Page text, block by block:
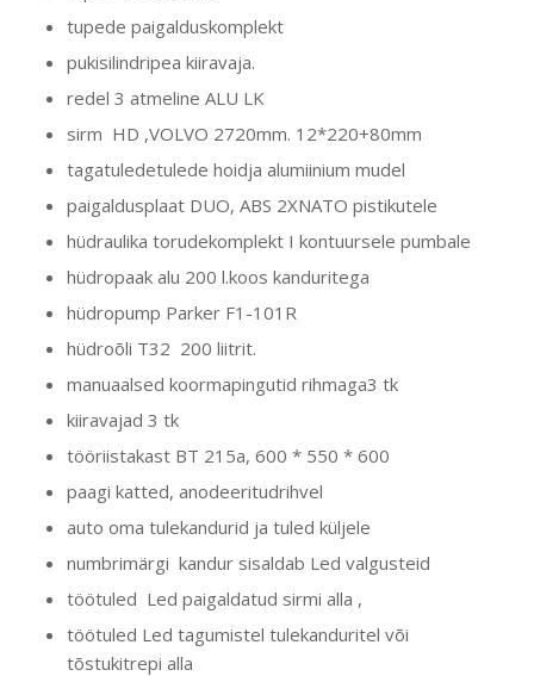
tupede paigalduskomplekt
pukisilindripea kiiravaja.
redel 3 atmeline ALU LK
sirm HD ,VOLVO 2720mm. 12*220+80mm
tagatuledetulede hoidja alumiinium mudel
paigaldusplaat DUO, ABS 2XNATO pistikutele
hüdraulika torudekomplekt I kontuursele pumbale
hüdropaak alu 200 l.koos kanduritega
hüdropump Parker F1-101R
hüdroõli T32 200 liitrit.
manuaalsed koormapingutid rihmaga3 tk
kiiravajad 3 tk
tööriistakast BT 215a, 600 * 550 * 600
paagi katted, anodeeritudrihvel
auto oma tulekandurid ja tuled küljele
numbrimärgi kandur sisaldab Led valgusteid
töötuled Led paigaldatud sirmi alla ,
töötuled Led tagumistel tulekanduritel või
tõstukitrepi alla